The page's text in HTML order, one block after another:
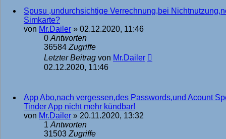
Spusu ,undurchsichtige Verrechnung,bei
Simkarte?
von Mr.Dailer » 02.12.2020, 11:46
0Antworten
36584Zugriffe
Letzter Beitrag von Mr.Dailer
02.12.2020, 11:46
App Abo,nach vergessen,des Passwords,und Acount
Tinder App nicht mehr kündbar!
von Mr.Dailer » 20.11.2020, 13:32
1Antworten
31503Zugriffe